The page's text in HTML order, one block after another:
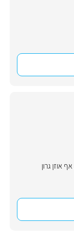
אף אוזן גרון